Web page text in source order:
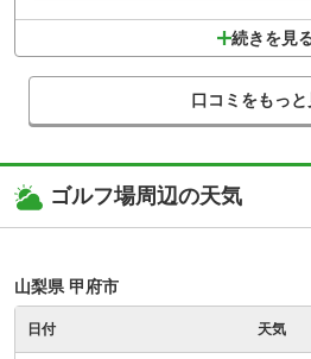
続きを見
口コミをもっと
ゴルフ場周辺の天気
山梨県 甲府市
日付 天気